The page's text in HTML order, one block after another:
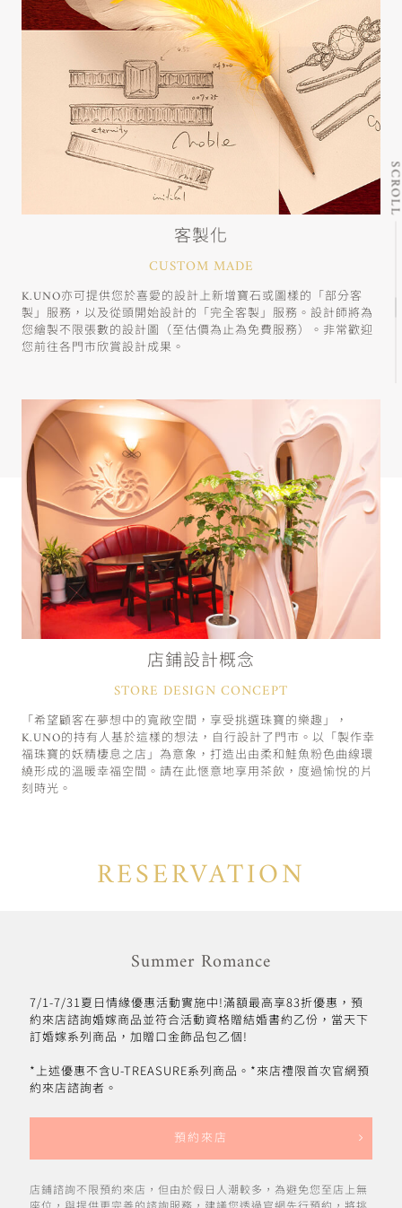
客製化
CUSTOM MADE
K.UNO亦可提供您於喜愛的設計上新增寶石或圖樣的「部分客
製」服務，以及從頭開始設計的「完全客製」服務。設計師將為
您繪製不限張數的設計圖（至估價為止為免費服務）。非常歡迎
您前往各門市欣賞設計成果。
店鋪設計概念
STORE DESIGN CONCEPT
「希望顧客在夢想中的寬敞空間，享受挑選珠寶的樂趣」，
K.UNO的持有人基於這樣的想法，自行設計了門市。以「製作幸
福珠寶的妖精棲息之店」為意象，打造出由柔和鮭魚粉色曲線環
繞形成的溫暖幸福空間。請在此愜意地享用茶飲，度過愉悅的片
刻時光。
RESERVATION
Summer Romance
7/1-7/31夏日情緣優惠活動實施中!滿額最高享83折優惠，預
約來店諮詢婚嫁商品並符合活動資格贈結婚書約乙份，當天下
訂婚嫁系列商品，加贈口金飾品包乙個!
*上述優惠不含U-TREASURE系列商品。*來店禮限首次官網預
約來店諮詢者。
預約來店
店鋪諮詢不限預約來店，但由於假日人潮較多，為避免您至店上無
座位，與提供更完善的諮詢服務，建議您透過官網先行預約，將挑